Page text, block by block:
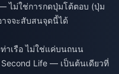
ไม่ใช่การกดปุ่มโต้ตอบ (ปุ่ม
าจจะสับสนจุดนี้ได้
าเรือ ไม่ใช่แค่บนถนน
Life — เป็นต้นเดียวที่